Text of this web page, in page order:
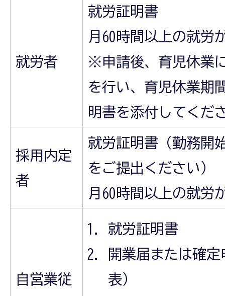
就労者
就労証明書
月60時間以上の就労
※申請後、育児休業
を行い、育児休業期
明書を添付してくだ
採用内定
者
就労証明書（勤務開
をご提出ください）
月60時間以上の就労
自営業従
就労証明書
開業届または確
表）